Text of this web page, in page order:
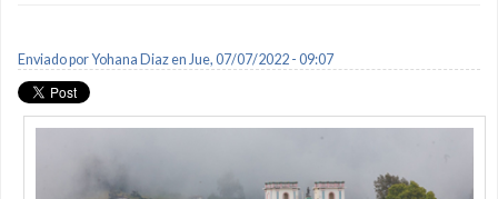
Enviado porYohana Diazen Jue, 07/07/2022 - 09:07